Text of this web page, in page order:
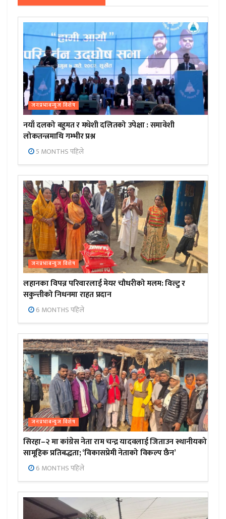
जनप्रभाबन्युज विशेष
नयाँ दलको बहुमत र मधेशी दलितको उपेक्षा : समावेशी
लोकतन्त्रमाथि गम्भीर प्रश्न
5 MONTHS पहिले
जनप्रभाबन्युज विशेष
लहानका विपन्न परिवारलाई मेयर चौधरीको मलम: विल्टु र
सकुन्तीको निधनमा राहत प्रदान
6 MONTHS पहिले
जनप्रभाबन्युज विशेष
सिरहा–२ मा कांग्रेस नेता राम चन्द्र यादवलाई जिताउन स्थानीयको
सामूहिक प्रतिबद्धता; ‘विकासप्रेमी नेताको विकल्प छैन’
6 MONTHS पहिले